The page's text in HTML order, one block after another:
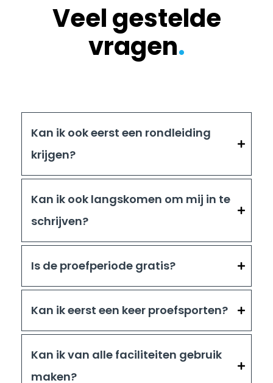
Veel gestelde
vragen.
Kan ik ook eerst een rondleiding
krijgen?
Kan ik ook langskomen om mij in te
schrijven?
Is de proefperiode gratis?
Kan ik eerst een keer proefsporten?
Kan ik van alle faciliteiten gebruik
maken?